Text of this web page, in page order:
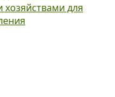
для